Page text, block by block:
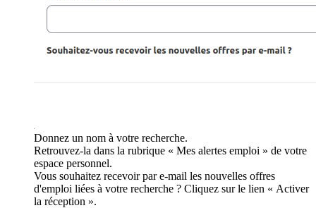
Donnez un nom à votre recherche.
Retrouvez-la dans la rubrique « Mes alertes emploi » de votre
espace personnel.
Vous souhaitez recevoir par e-mail les nouvelles offres
d'emploi liées à votre recherche ? Cliquez sur le lien « Activer
la réception ».